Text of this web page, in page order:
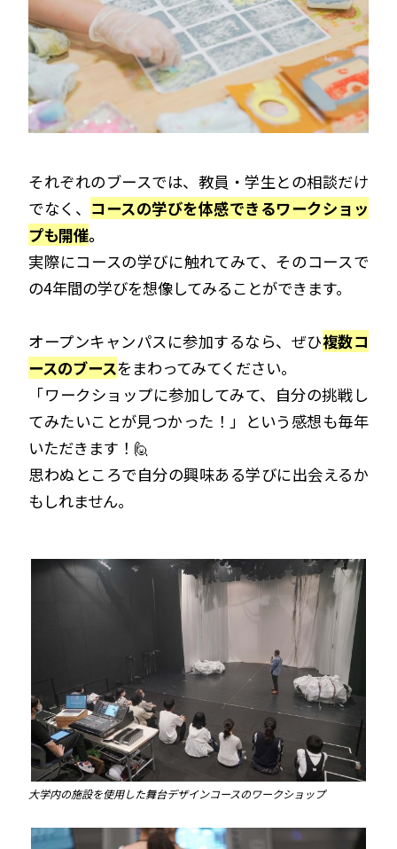
それぞれのブースでは、教員・学生との相談だけ
でなく、 コースの学びを体感できるワークショッ
プも開催。
実際にコースの学びに触れてみて、そのコースで
の4年間の学びを想像してみることができます。
オープンキャンパスに参加するなら、ぜひ複数コ
ースのブースをまわってみてください。
「ワークショップに参加してみて、自分の挑戦し
てみたいことが見つかった！」という感想も毎年
いただきます！🙋
思わぬところで自分の興味ある学びに出会えるか
もしれません。
大学内の施設を使用した舞台デザインコースのワークショップ